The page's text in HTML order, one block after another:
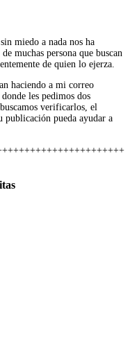
miedo a nada nos ha
muchas persona que buscan
de quien lo ejerza.
haciendo a mi correo
donde les pedimos dos
verificarlos, el
publicación pueda ayudar a